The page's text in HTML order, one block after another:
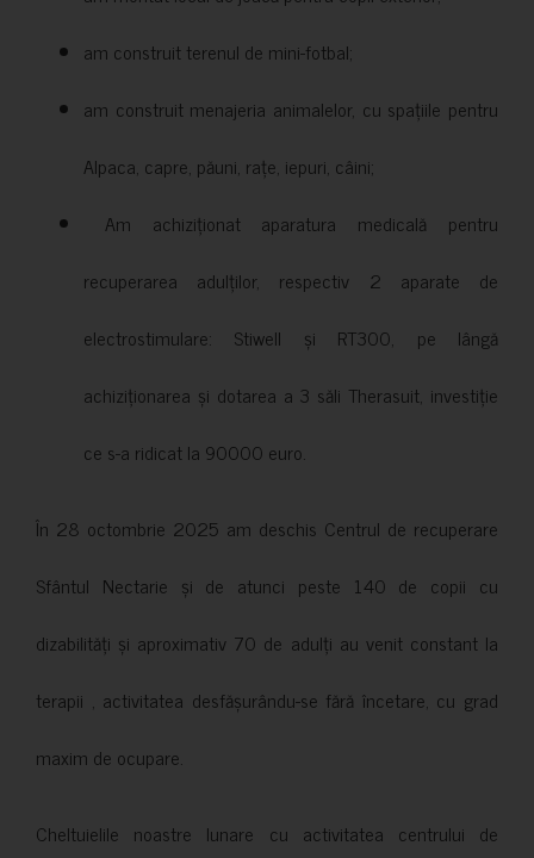
am construit terenul de mini-fotbal;
am construit menajeria animalelor, cu spațiile pentru
Alpaca, capre, păuni, rațe, iepuri, câini;
Am achiziționat aparatura medicală pentru
recuperarea adulților, respectiv 2 aparate de
electrostimulare: Stiwell și RT300, pe lângă
achiziționarea și dotarea a 3 săli Therasuit, investiție
ce s-a ridicat la 90000 euro.
În 28 octombrie 2025 am deschis Centrul de recuperare
Sfântul Nectarie și de atunci peste 140 de copii cu
dizabilități și aproximativ 70 de adulți au venit constant la
terapii , activitatea desfășurându-se fără încetare, cu grad
maxim de ocupare.
Cheltuielile noastre lunare cu activitatea centrului de